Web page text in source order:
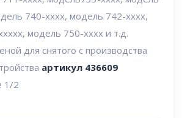
740-хххх, модель 742-хххх,
модель 750-хххх и т.д.
для снятого с производства
артикул 436609
1/2